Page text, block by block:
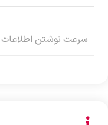
سرعت نوشتن اطلاعات